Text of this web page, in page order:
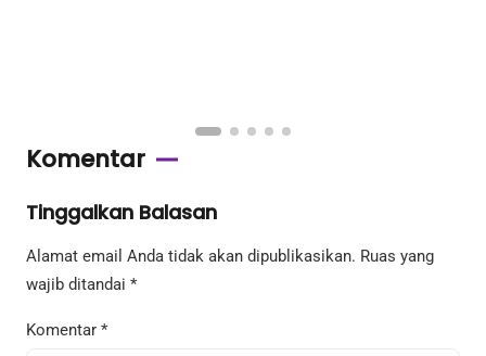
Komentar
Tinggalkan Balasan
Alamat email Anda tidak akan dipublikasikan. Ruas yang
wajib ditandai *
Komentar *